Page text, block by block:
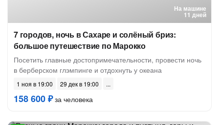
На машине
11 дней
7 городов, ночь в Сахаре и солёный бриз:
большое путешествие по Марокко
Посетить главные достопримечательности, провести ночь
в берберском глэмпинге и отдохнуть у океана
1 ноя в 19:00 29 дек в 19:00
158 600 ₽за человека